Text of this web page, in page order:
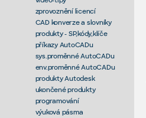
zprovoznění licencí
CAD konverze a slovníky
produkty - SP,kódy,klíče
příkazy AutoCADu
sys.proměnné AutoCADu
env.proměnné AutoCADu
produkty Autodesk
ukončené produkty
programování
výuková pásma